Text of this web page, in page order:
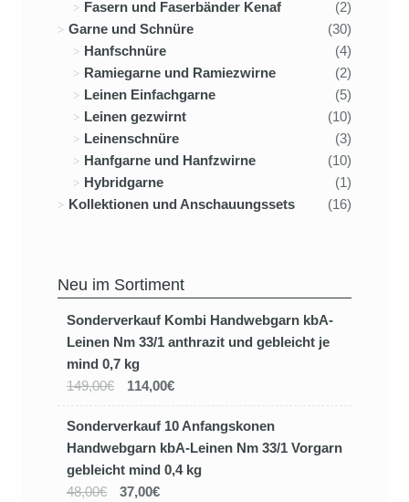
Fasern und Faserbänder Kenaf
(2)
Garne und Schnüre
(30)
Hanfschnüre
(4)
Ramiegarne und Ramiezwirne
(2)
Leinen Einfachgarne
(5)
Leinen gezwirnt
(10)
Leinenschnüre
(3)
Hanfgarne und Hanfzwirne
(10)
Hybridgarne
(1)
Kollektionen und Anschauungssets
(16)
Neu im Sortiment
Sonderverkauf Kombi Handwebgarn kbA-
Leinen Nm 33/1 anthrazit und gebleicht je
mind 0,7 kg
149,00€
114,00€
Sonderverkauf 10 Anfangskonen
Handwebgarn kbA-Leinen Nm 33/1 Vorgarn
gebleicht mind 0,4 kg
48,00€
37,00€